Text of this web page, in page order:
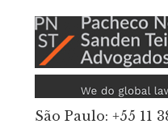
springen
Additional
menu
São Paulo: +55 11